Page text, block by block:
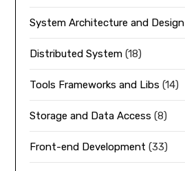
System Architecture and Design
Distributed System (18)
Tools Frameworks and Libs (14)
Storage and Data Access (8)
Front-end Development (33)